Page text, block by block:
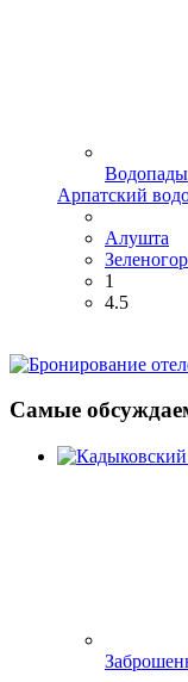
Водопады
Арпатский
Алушта
1
4.5
Самые